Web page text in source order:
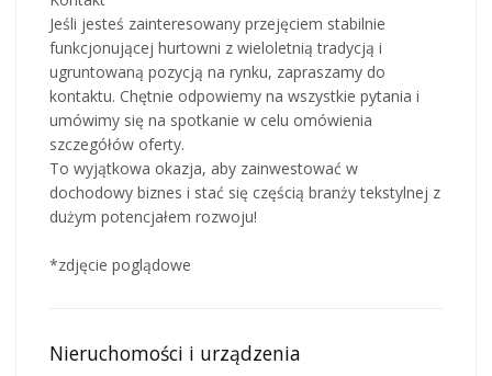
Jeśli jesteś zainteresowany przejęciem stabilnie
funkcjonującej hurtowni z wieloletnią tradycją i
ugruntowaną pozycją na rynku, zapraszamy do
kontaktu. Chętnie odpowiemy na wszystkie pytania i
umówimy się na spotkanie w celu omówienia
szczegółów oferty.
To wyjątkowa okazja, aby zainwestować w
dochodowy biznes i stać się częścią branży tekstylnej z
dużym potencjałem rozwoju!
*zdjęcie poglądowe
Nieruchomości i urządzenia